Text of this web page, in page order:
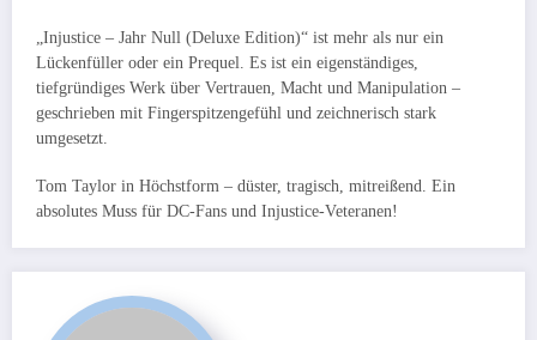
„Injustice – Jahr Null (Deluxe Edition)“ ist mehr als nur ein
Lückenfüller oder ein Prequel. Es ist ein eigenständiges,
tiefgründiges Werk über Vertrauen, Macht und Manipulation –
geschrieben mit Fingerspitzengefühl und zeichnerisch stark
umgesetzt.
Tom Taylor in Höchstform – düster, tragisch, mitreißend. Ein
absolutes Muss für DC-Fans und Injustice-Veteranen!